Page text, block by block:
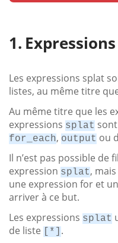
Les expressions splat
listes, au même titre
Au même titre que les
expressions splat
for_each, output ou
Il n’est pas possible de
expression splat,
une expression for et
arriver à ce but.
Les expressions splat
de liste
[*] .